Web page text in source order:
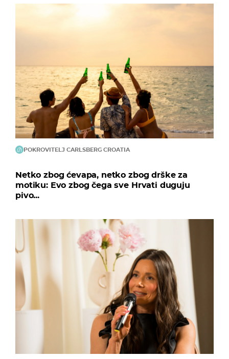
POKROVITELJ CARLSBERG CROATIA
Netko zbog ćevapa, netko zbog drške za
motiku: Evo zbog čega sve Hrvati duguju
pivo...